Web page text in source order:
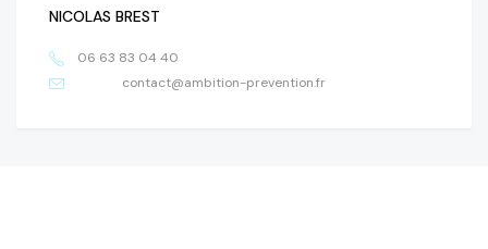
NICOLAS BREST
06 63 83 04 40
contact@ambition-prevention.fr